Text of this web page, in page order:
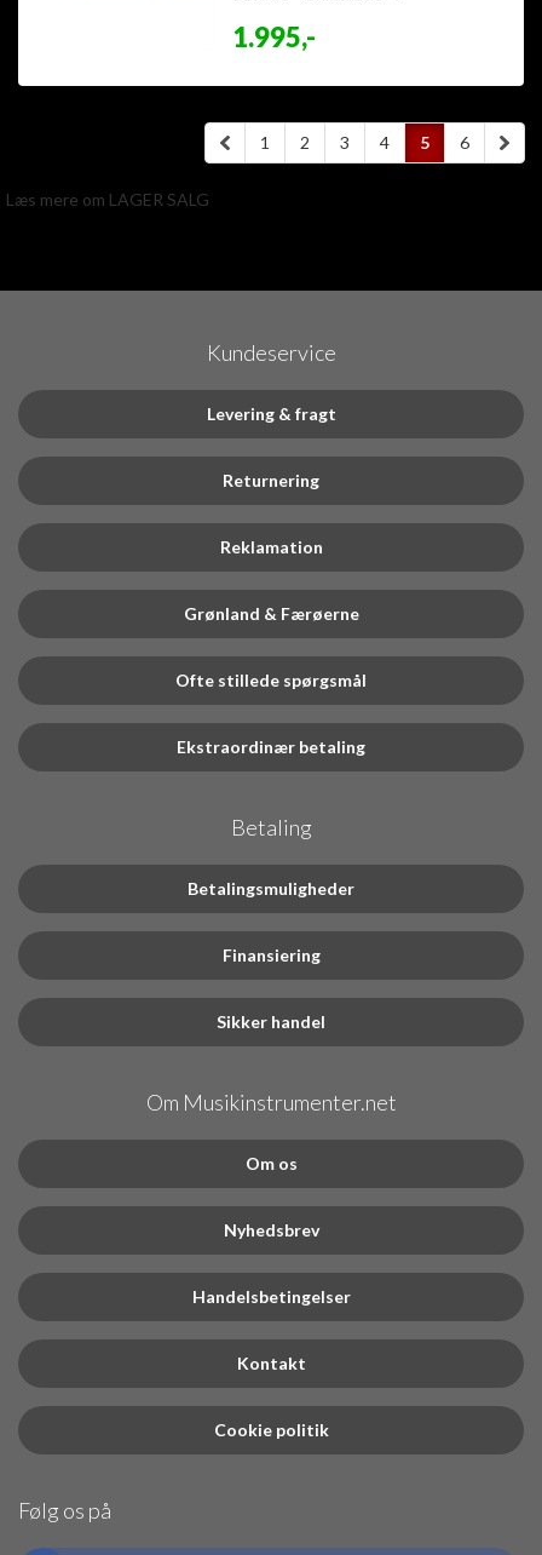
1.995,-
1 2 3 4 5 6
Læs mere om LAGER SALG
Kundeservice
Levering & fragt
Returnering
Reklamation
Grønland & Færøerne
Ofte stillede spørgsmål
Ekstraordinær betaling
Betaling
Betalingsmuligheder
Finansiering
Sikker handel
Om Musikinstrumenter.net
Om os
Nyhedsbrev
Handelsbetingelser
Kontakt
Cookie politik
Følg os på